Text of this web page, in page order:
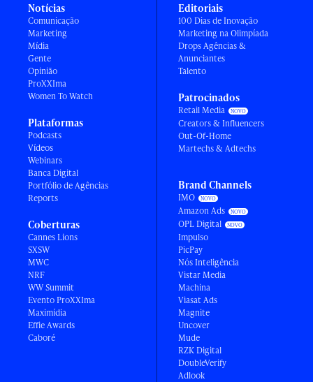
Notícias
Comunicação
Marketing
Mídia
Gente
Opinião
ProXXIma
Women To Watch
Plataformas
Podcasts
Vídeos
Webinars
Banca Digital
Portfólio de Agências
Reports
Coberturas
Cannes Lions
SXSW
MWC
NRF
WW Summit
Evento ProXXIma
Maximídia
Effie Awards
Caboré
Editoriais
100 Dias de Inovação
Marketing na Olimpíada
Drops Agências &
Anunciantes
Talento
Patrocinados
Retail Media
Creators & Influencers
Out-Of-Home
Martechs & Adtechs
Brand Channels
IMO
Amazon Ads
OPL Digital
Impulso
PicPay
Nós Inteligência
Vistar Media
Machina
Viasat Ads
Magnite
Uncover
Mude
RZK Digital
DoubleVerify
Adlook